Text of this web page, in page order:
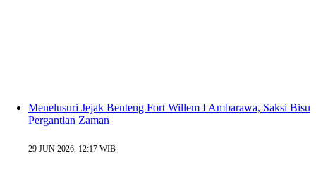
Menelusuri Jejak Benteng Fort Willem I Ambarawa, Saksi Bisu
Pergantian Zaman
29 JUN 2026, 12:17 WIB